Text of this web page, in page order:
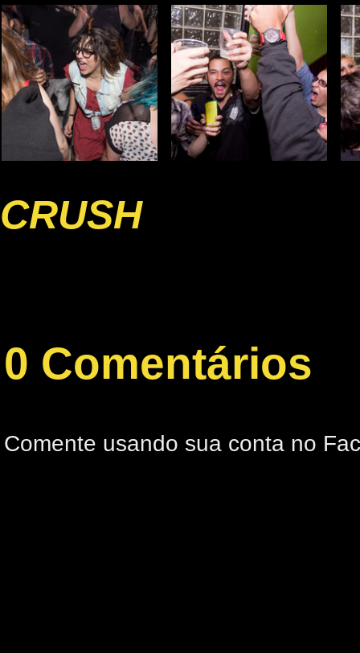
CRUSH
0 Comentários
Comente usando sua conta no